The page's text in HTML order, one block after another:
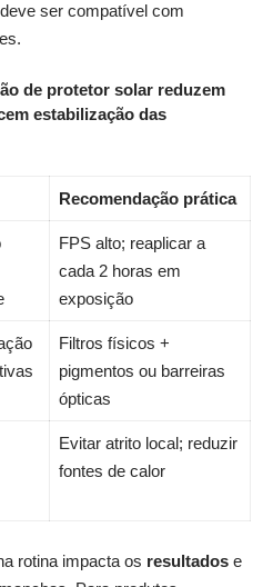
ser compatível com
de protetor solar reduzem
estabilização das
Recomendação prática
FPS alto; reaplicar a
cada 2 horas em
exposição
Filtros físicos +
pigmentos ou barreiras
ópticas
Evitar atrito local; reduzir
fontes de calor
rotina impacta os resultados e